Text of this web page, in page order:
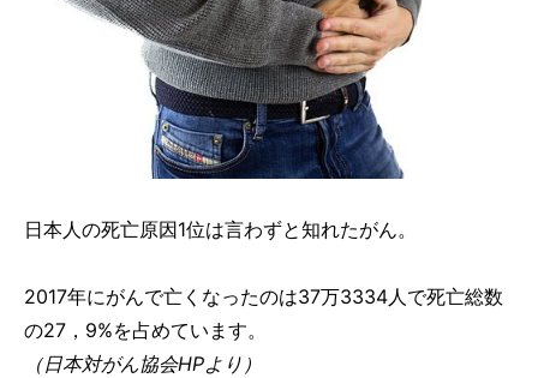
日本人の死亡原因1位は言わずと知れたがん。
2017年にがんで亡くなったのは37万3334人で死亡総数
の27，9%を占めています。
（日本対がん協会HPより）